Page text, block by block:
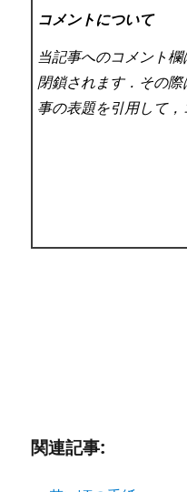
コメントについて
当記事へのコメント
閉鎖されます．その
事の表題を引用して，
関連記事: